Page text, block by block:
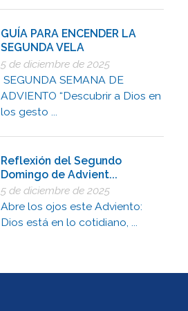
GUÍA PARA ENCENDER LA
SEGUNDA VELA
5 de diciembre de 2025
SEGUNDA SEMANA DE
ADVIENTO “Descubrir a Dios en
los gesto ...
Reflexión del Segundo
Domingo de Advient...
5 de diciembre de 2025
Abre los ojos este Adviento:
Dios está en lo cotidiano, ...